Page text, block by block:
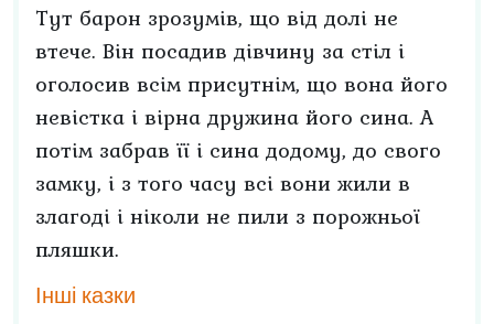
Тут барон зрозумів, що від долі не
втече. Він посадив дівчину за стіл і
оголосив всім присутнім, що вона його
невістка і вірна дружина його сина. А
потім забрав її і сина додому, до свого
замку, і з того часу всі вони жили в
злагоді і ніколи не пили з порожньої
пляшки.
Інші казки